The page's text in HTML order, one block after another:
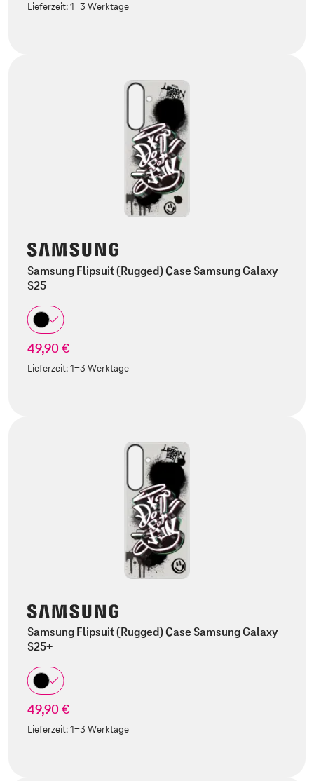
Lieferzeit:1-3 Werktage
Samsung Flipsuit (Rugged) Case Samsung Galaxy
S25
49,90 €
Lieferzeit:1-3 Werktage
Samsung Flipsuit (Rugged) Case Samsung Galaxy
S25+
49,90 €
Lieferzeit:1-3 Werktage